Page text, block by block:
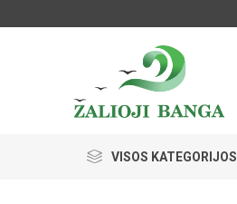
VISOS KATEGORIJOS